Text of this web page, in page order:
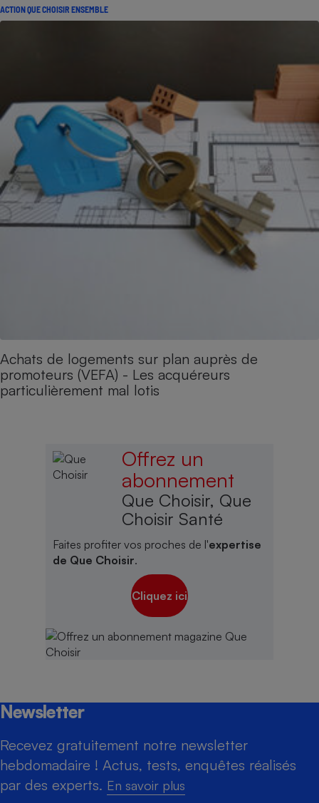
ACTION QUE CHOISIR ENSEMBLE
Achats de logements sur plan auprès de
promoteurs (VEFA) - Les acquéreurs
particulièrement mal lotis
Offrez un
abonnement
Que Choisir, Que
Choisir Santé
Faites profiter vos proches de l'expertise
de Que Choisir.
Cliquez ici
Newsletter
Recevez gratuitement notre newsletter
hebdomadaire ! Actus, tests, enquêtes réalisés
par des experts. En savoir plus